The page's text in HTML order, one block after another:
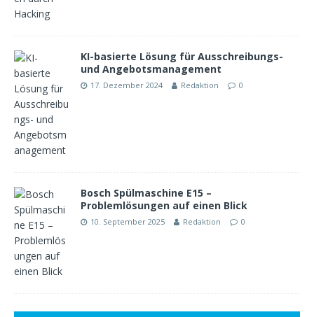
KI-basierte Lösung für Ausschreibungs-
und Angebotsmanagement
17. Dezember 2024 Redaktion 0
Bosch Spülmaschine E15 –
Problemlösungen auf einen Blick
10. September 2025 Redaktion 0